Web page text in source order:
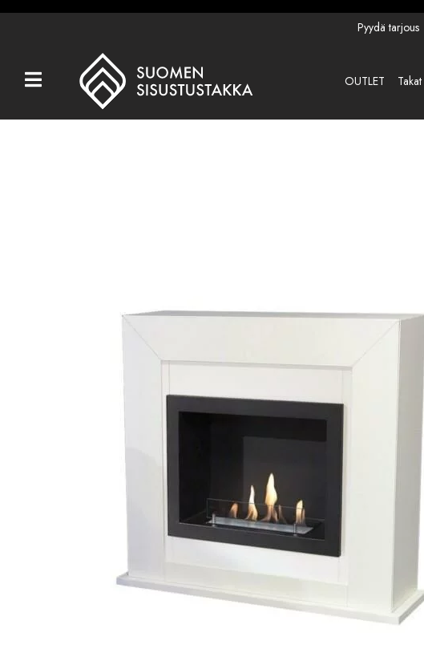
Kaikki tuotteet
Pyydä tarjous
OUTLET Takat